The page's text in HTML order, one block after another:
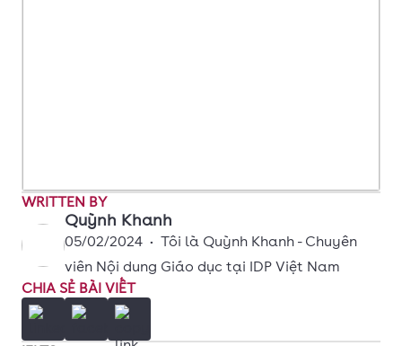
WRITTEN BY
Quỳnh Khanh
05/02/2024 • Tôi là Quỳnh Khanh - Chuyên
viên Nội dung Giáo dục tại IDP Việt Nam
CHIA SẺ BÀI VIẾT